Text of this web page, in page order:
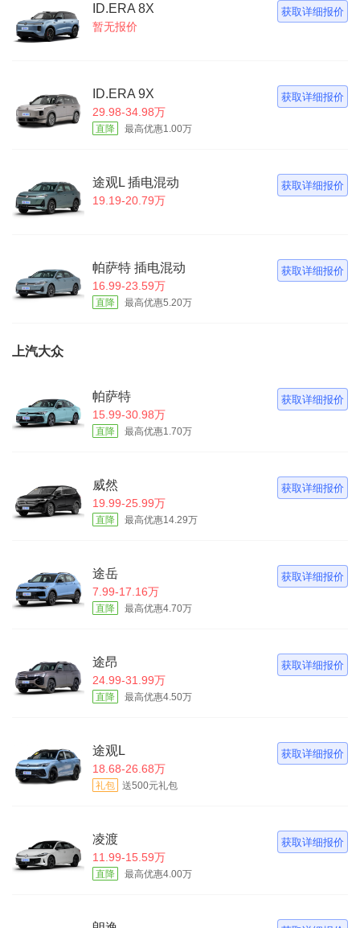
ID.ERA 8X
暂无报价
获取详细报价
ID.ERA 9X
29.98-34.98万
直降 最高优惠1.00万
获取详细报价
途观L 插电混动
19.19-20.79万
获取详细报价
帕萨特 插电混动
16.99-23.59万
直降 最高优惠5.20万
获取详细报价
上汽大众
帕萨特
15.99-30.98万
直降 最高优惠1.70万
获取详细报价
威然
19.99-25.99万
直降 最高优惠14.29万
获取详细报价
途岳
7.99-17.16万
直降 最高优惠4.70万
获取详细报价
途昂
24.99-31.99万
直降 最高优惠4.50万
获取详细报价
途观L
18.68-26.68万
礼包 送500元礼包
获取详细报价
凌渡
11.99-15.59万
直降 最高优惠4.00万
获取详细报价